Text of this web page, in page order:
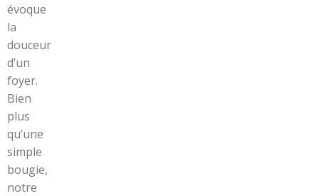
évoque
la
douceur
d’un
foyer.
Bien
plus
qu’une
simple
bougie,
notre